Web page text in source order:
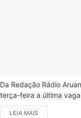
Da Redação Rádio
terça-feira a última
LEIA MAIS